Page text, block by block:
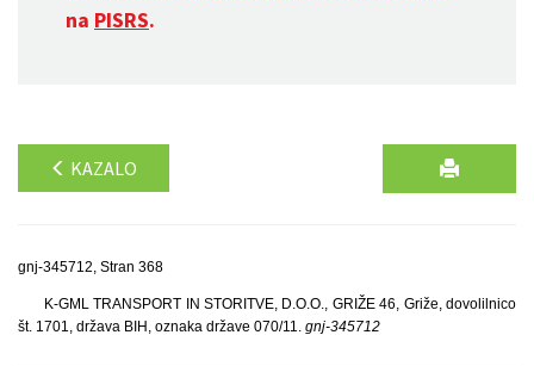
na PISRS.
KAZALO
gnj-345712, Stran 368
K-GML TRANSPORT IN STORITVE, D.O.O., GRIŽE 46, Griže, dovolilnico
št. 1701, država BIH, oznaka države 070/11. gnj-345712